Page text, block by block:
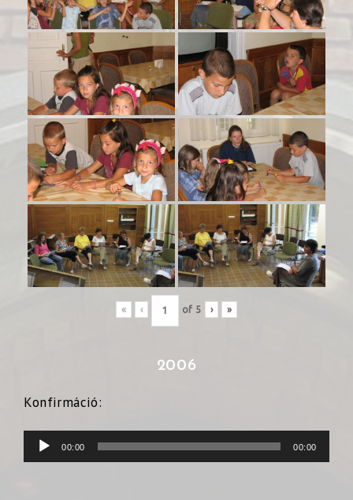
« ‹ of 5 › »
2006
Konfirmáció:
Audió
lejátszó
00:00 00:00